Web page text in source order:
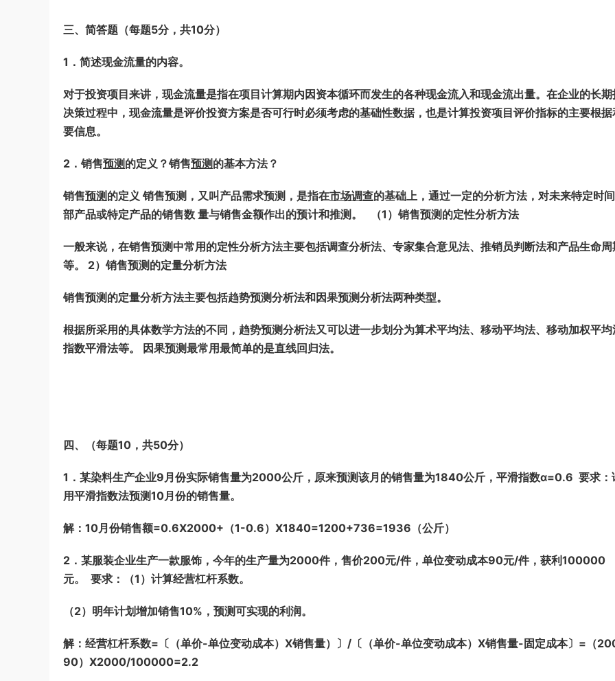
三、简答题（每题5分，共10分）
1．简述现金流量的内容。
对于投资项目来讲，现金流量是指在项目计算期内因资本循环而发生的各种现金流入和现金流出量。在企业的长期
决策过程中，现金流量是评价投资方案是否可行时必须考虑的基础性数据，也是计算投资项目评价指标的主要根据
要信息。
2．销售预测 的定义？销售预测 的基本方法？
销售预测 的定义 销售预测，又叫产品需求预测，是指在市场调查的基础上，通过一定的分析方法，对未来特定时
部产品或特定产品的销售数 量与销售金额作出的预计和推测。 （1）销售预测的定性分析方法
一般来说，在销售预测中常用的定性分析方法主要包括调查分析法、专家集合意见法、推销员判断法和产品生命周
等。 2）销售预测的定量分析方法
销售预测的定量分析方法主要包括趋势预测分析法和因果预测分析法两种类型。
根据所采用的具体数学方法的不同，趋势预测分析法又可以进一步划分为算术平均法、移动平均法、移动加权平均
指数平滑法等。 因果预测最常用最简单的是直线回归法。
四、（每题10，共50分）
1．某染料生产企业9月份实际销售量为2000公斤，原来预测该月的销售量为1840公斤，平滑指数α=0.6 要求：
用平滑指数法预测10月份的销售量。
解：10月份销售额=0.6X2000+（1-0.6）X1840=1200+736=1936（公斤）
2．某服装企业生产一款服饰，今年的生产量为2000件，售价200元/件，单位变动成本90元/件，获利100000
元。 要求：（1）计算经营杠杆系数。
（2）明年计划增加销售10%，预测可实现的利润。
解：经营杠杆系数=〔（单价-单位变动成本）X销售量）〕/〔（单价-单位变动成本）X销售量-固定成本〕=（
90）X2000/100000=2.2
3.53k 20
2025年秋江苏开放大学形势与政策060112
专题三测试题答案
2.19k
专题二测试题答案
1.5k 10
2025年秋江苏开放大学计算
理060111过程性考核作业3
案1.15k
060019期末理论测试（综